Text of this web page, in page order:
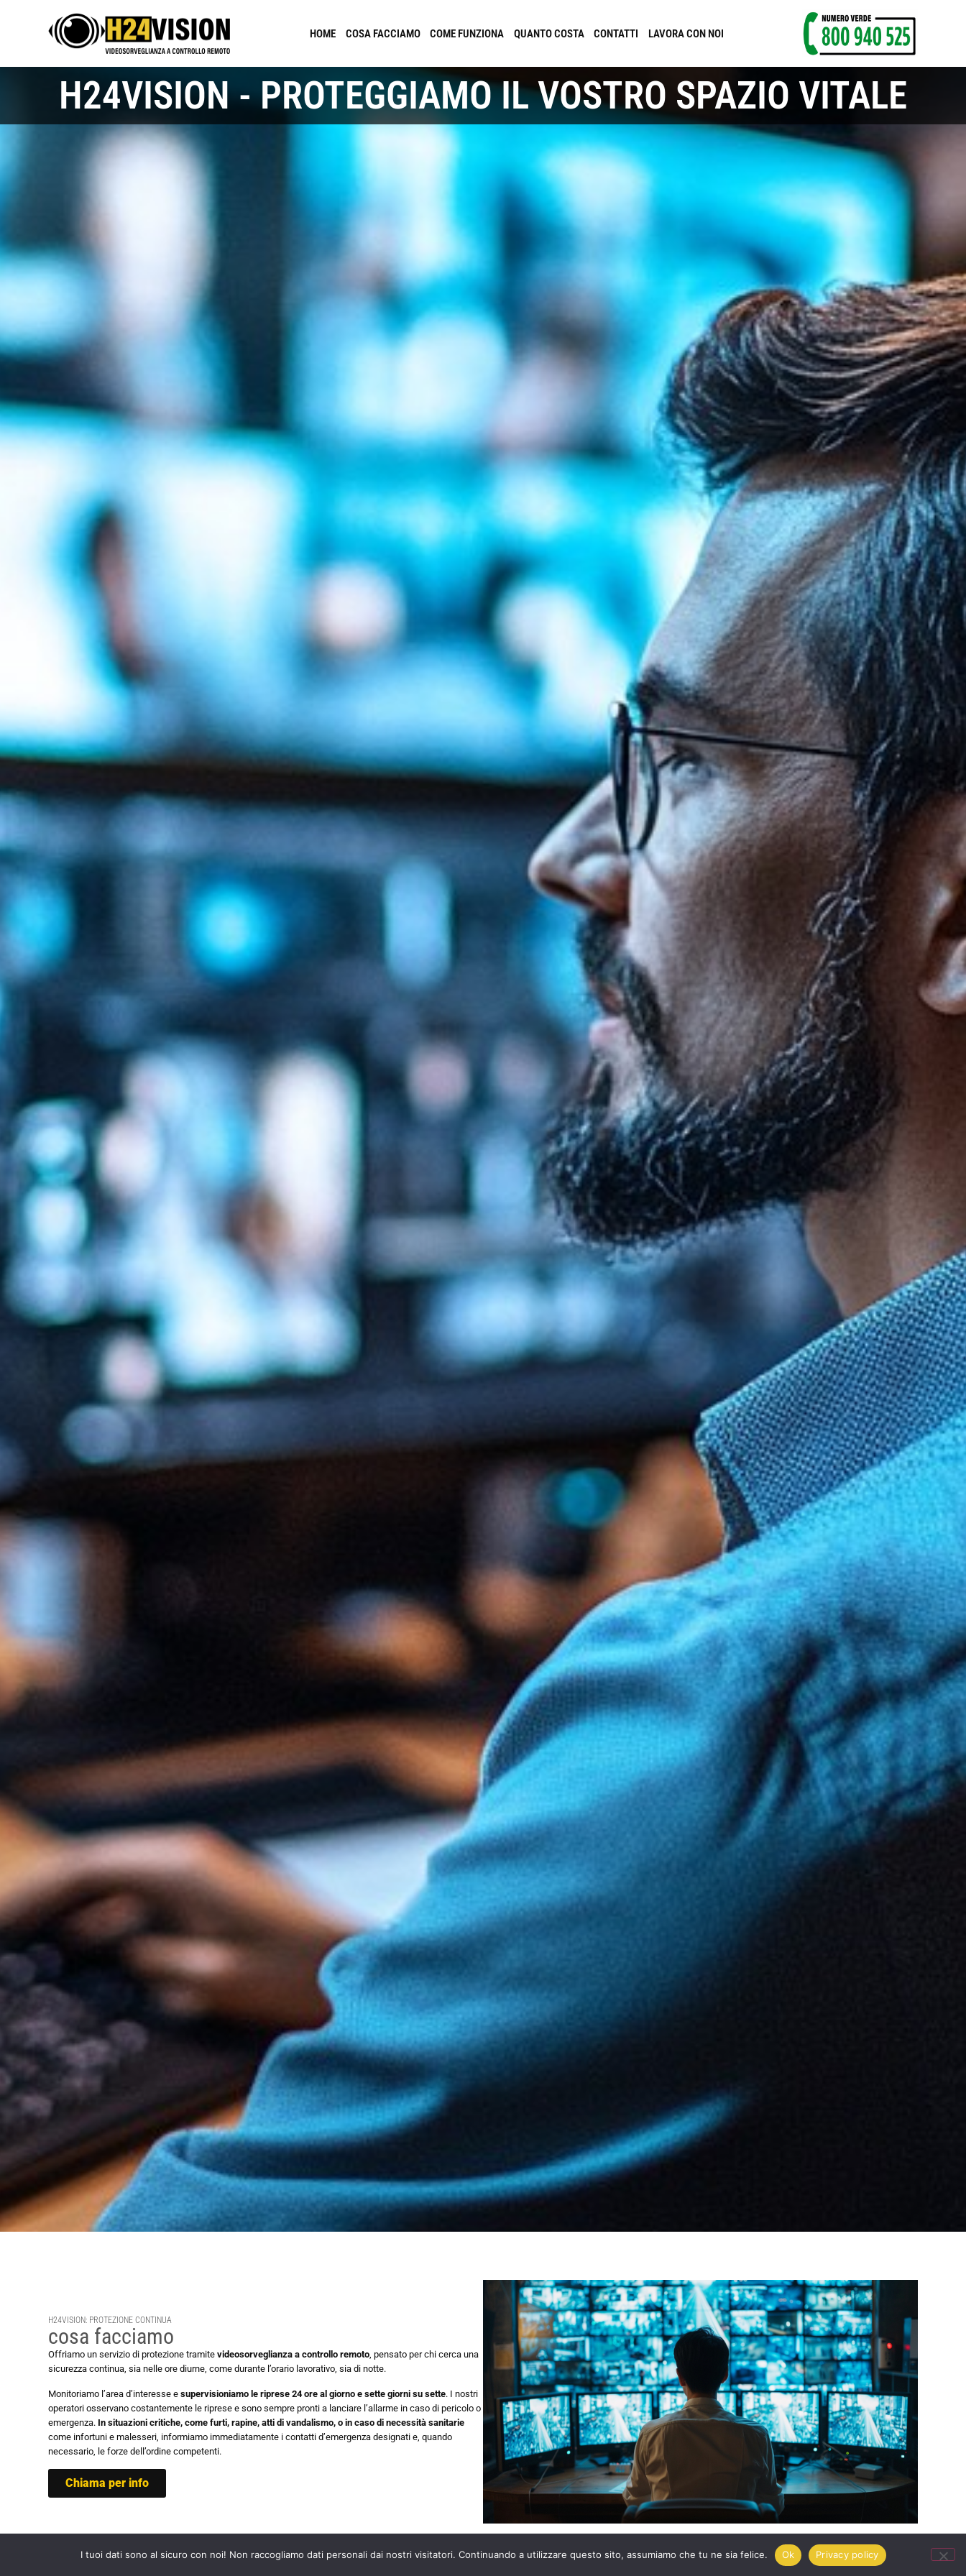
HOME COSA FACCIAMO COME FUNZIONA QUANTO COSTA CONTATTI LAVORA CON NOI
H24VISION - PROTEGGIAMO IL VOSTRO SPAZIO VITALE
H24VISION: PROTEZIONE CONTINUA
cosa facciamo
Offriamo un servizio di protezione tramitevideosorveglianza a controllo remoto, pensato per chi cerca una
sicurezza continua, sia nelle ore diurne, come durante l’orario lavorativo, sia di notte.
Monitoriamo l’area d’interesse esupervisioniamo le riprese 24 ore al giorno e sette giorni su sette. I nostri
operatori osservano costantemente le riprese e sono sempre pronti a lanciare l’allarme in caso di pericolo o
emergenza. In situazioni critiche, come furti, rapine, atti di vandalismo, o in caso di necessità sanitarie
come infortuni e malesseri, informiamo immediatamente i contatti d’emergenza designati e, quando
necessario, le forze dell’ordine competenti.
Chiama per info
I tuoi dati sono al sicuro con noi! Non raccogliamo dati personali dai nostri visitatori. Continuando a utilizzare questo sito, assumiamo che tu ne sia felice. Ok Privacy policy